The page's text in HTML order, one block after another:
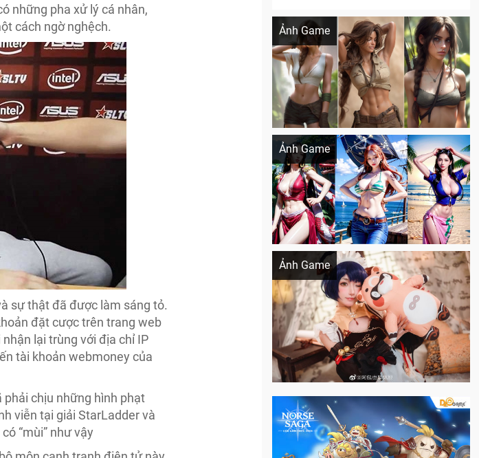
những pha xử lý cá nhân,
cách ngờ nghệch.
sự thật đã được làm sáng tỏ.
đặt cược trên trang web
lại trùng với địa chỉ IP
tài khoản webmoney của
phải chịu những hình phạt
viễn tại giải StarLadder và
“mùi” như vậy
Ảnh Game
Ảnh Game
Khi AI Cosplay gái đẹp One Piece
Ảnh Game
Cosplay Xiangling siêu cute